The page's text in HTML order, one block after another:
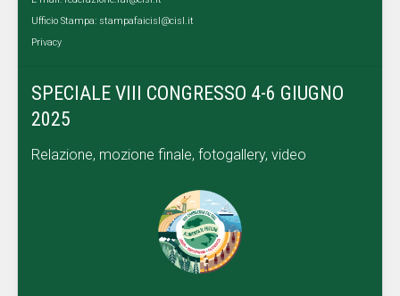
Ufficio Stampa: stampafaicisl@cisl.it
Privacy
SPECIALE VIII CONGRESSO 4-6 GIUGNO
2025
Relazione, mozione finale, fotogallery, video